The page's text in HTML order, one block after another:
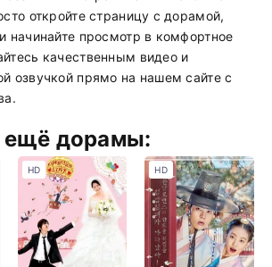
откройте страницу с дорамой,
начинайте просмотр в комфортное
качественным видео и
озвучкой прямо на нашем сайте с
ещё дорамы:
HD HD